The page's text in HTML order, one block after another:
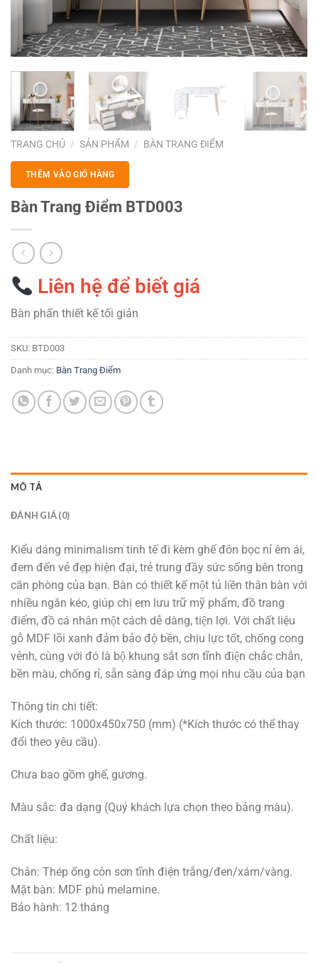
TRANG CHỦ / SẢN PHẨM / BÀN TRANG ĐIỂM
THÊM VÀO GIỎ HÀNG
Bàn Trang Điểm BTD003
Liên hệ để biết giá
Bàn phấn thiết kế tối giản
SKU: BTD003
Danh mục: Bàn Trang Điểm
MÔ TẢ
ĐÁNH GIÁ (0)
Kiểu dáng minimalism tinh tế đi kèm ghế đôn bọc nỉ êm ái,
đem đến vẻ đẹp hiện đại, trẻ trung đầy sức sống bên trong
căn phòng của bạn. Bàn có thiết kế một tủ liền thân bàn với
nhiều ngăn kéo, giúp chị em lưu trữ mỹ phẩm, đồ trang
điểm, đồ cá nhân một cách dễ dàng, tiện lợi. Với chất liệu
gỗ MDF lõi xanh đảm bảo độ bền, chịu lực tốt, chống cong
vênh, cùng với đó là bộ khung sắt sơn tĩnh điện chắc chắn,
bền màu, chống rỉ, sẵn sàng đáp ứng mọi nhu cầu của bạn
Thông tin chi tiết:
Kích thước: 1000x450x750 (mm) (*Kích thước có thể thay
đổi theo yêu cầu).
Chưa bao gồm ghế, gương.
Màu sắc: đa dạng (Quý khách lựa chọn theo bảng màu).
Chất liệu:
Chân: Thép ống côn sơn tĩnh điện trắng/đen/xám/vàng.
Mặt bàn: MDF phủ melamine.
Bảo hành: 12 tháng